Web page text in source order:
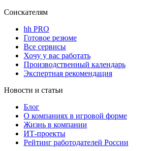
Соискателям
hh PRO
Готовое резюме
Все сервисы
Хочу у вас работать
Производственный календарь
Экспертная рекомендация
Новости и статьи
Блог
О компаниях в игровой форме
Жизнь в компании
ИТ-проекты
Рейтинг работодателей России